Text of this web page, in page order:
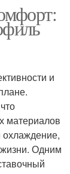
и
материалов
охлаждение,
Одним